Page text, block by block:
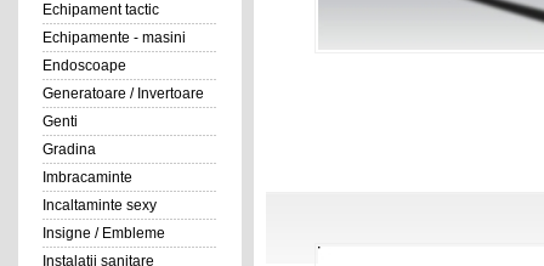
Echipament tactic
Echipamente - masini
Endoscoape
Generatoare / Invertoare
Genti
Gradina
Imbracaminte
Incaltaminte sexy
Insigne / Embleme
Instalatii sanitare